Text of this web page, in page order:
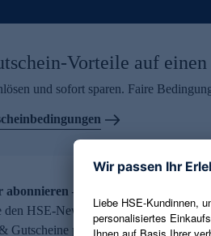
Vorteile auf
und sofort sparen. Faire
abonnieren – 10 € Gutschein erhalten
den HSE-Newsletter abonnieren und
Gutscheine per E-Mail erhalten. Als